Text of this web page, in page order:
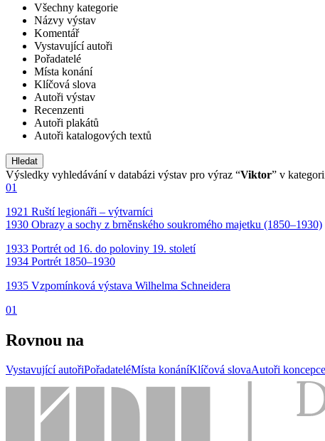
Všechny kategorie
Názvy výstav
Komentář
Vystavující autoři
Pořadatelé
Místa konání
Klíčová slova
Autoři výstav
Recenzenti
Autoři plakátů
Autoři katalogových textů
Výsledky vyhledávání v databázi výstav pro výraz “Viktor” v
01
1921 Ruští legionáři – výtvarníci
1930 Obrazy a sochy z brněnského soukromého majetku (1850–1930)
1933 Portrét od 16. do poloviny 19. století
1934 Portrét 1850–1930
1935 Vzpomínková výstava Wilhelma Schneidera
01
Rovnou na
Vystavující autořiPořadateléMísta konáníKlíčová slovaAutoři koncepce